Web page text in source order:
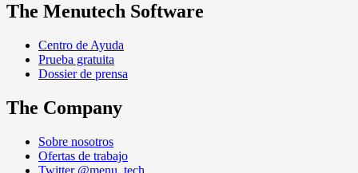
The Menutech Software
Centro de Ayuda
Prueba gratuita
Dossier de prensa
The Company
Sobre nosotros
Ofertas de trabajo
Twitter @menu_tech